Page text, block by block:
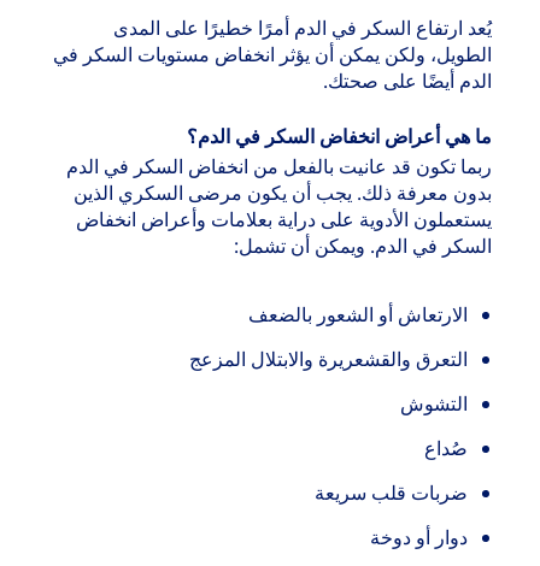
يُعد ارتفاع السكر في الدم أمرًا خطيرًا على المدى
الطويل، ولكن يمكن أن يؤثر انخفاض مستويات السكر في
الدم أيضًا على صحتك.
ما هي أعراض انخفاض السكر في الدم؟
ربما تكون قد عانيت بالفعل من انخفاض السكر في الدم
بدون معرفة ذلك. يجب أن يكون مرضى السكري الذين
يستعملون الأدوية على دراية بعلامات وأعراض انخفاض
السكر في الدم. ويمكن أن تشمل:
الارتعاش أو الشعور بالضعف
التعرق والقشعريرة والابتلال المزعج
التشوش
صُداع
ضربات قلب سريعة
دوار أو دوخة